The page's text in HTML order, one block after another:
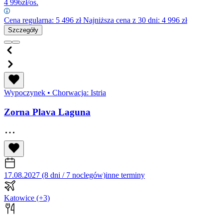
4 996zł/os.
Cena regularna: 5 496 złNajniższa cena z 30 dni: 4 996 zł
Szczegóły
Wypoczynek • Chorwacja: Istria
Zorna Plava Laguna
17.08.2027 (8 dni / 7 noclegów)inne terminy
Katowice (+3)